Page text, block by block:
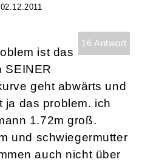
16 Antwort
ist das
SEINER
geht abwärts und
ja das problem. ich
1.72m groß.
und schwiegermutter
auch nicht über